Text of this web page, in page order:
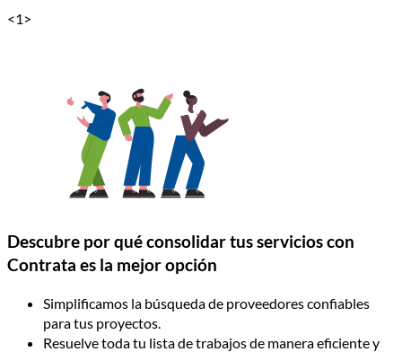
<1 >
Descubre por qué consolidar tus servicios con
Contrata es la mejor opción
Simplificamos la búsqueda de proveedores confiables
para tus proyectos.
Resuelve toda tu lista de trabajos de manera eficiente y